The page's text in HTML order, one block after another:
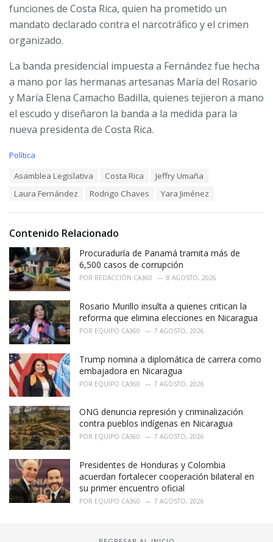
funciones de Costa Rica, quien ha prometido un
mandato declarado contra el narcotráfico y el crimen
organizado.
La banda presidencial impuesta a Fernández fue hecha
a mano por las hermanas artesanas María del Rosario
y María Elena Camacho Badilla, quienes tejieron a mano
el escudo y diseñaron la banda a la medida para la
nueva presidenta de Costa Rica.
C
i
:
Política
Asamblea Legislativa Costa Rica
Jeffry Umaña
Laura Fernández
Rodrigo Chaves Yara Jiménez
Contenido Relacionado
Procuraduría de Panamá tramita más de
6,500 casos de corrupción
POR REDACCIÓN CA360 8 AGOSTO, 2026
Rosario Murillo insulta a quienes critican la
reforma que elimina elecciones en Nicaragua
POR EQUIPO CA360 7 AGOSTO, 2026
Trump nomina a diplomática de carrera como
embajadora en Nicaragua
POR EQUIPO CA360 7 AGOSTO, 2026
ONG denuncia represión y criminalización
contra pueblos indígenas en Nicaragua
POR EQUIPO CA360 7 AGOSTO, 2026
Presidentes de Honduras y Colombia
acuerdan fortalecer cooperación bilateral en
su primer encuentro oficial
POR EQUIPO CA360 7 AGOSTO, 2026